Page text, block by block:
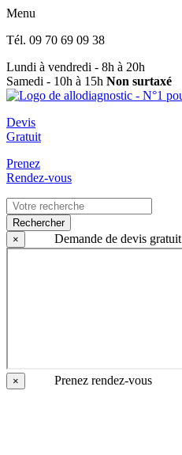
Menu
Tél. 09 70 69 09 38
Lundi à vendredi - 8h à 20h
Samedi - 10h à 15h Non surtaxé
Devis
Gratuit
Prenez
Rendez-vous
Rechercher
×
Demande de devis gratuit
× Prenez rendez-vous